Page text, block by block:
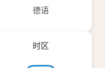
德语
时区